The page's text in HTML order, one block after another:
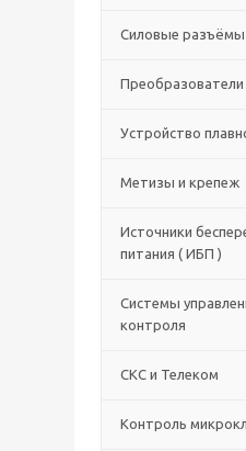
Силовые разъёмы
Устройство
Метизы и крепеж
Источники
питания ( ИБП )
Системы
контроля
СКС и Телеком
Контроль